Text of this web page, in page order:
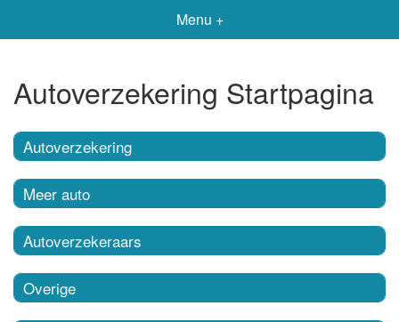
Menu +
Autoverzekering Startpagina
Autoverzekering
Meer auto
Autoverzekeraars
Overige